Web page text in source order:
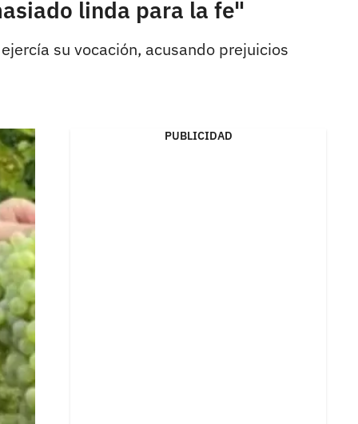
linda para la fe"
su vocación, acusando prejuicios
PUBLICIDAD